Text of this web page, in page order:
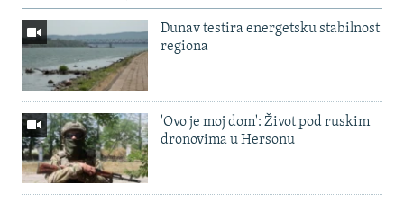
Dunav testira energetsku stabilnost
regiona
'Ovo je moj dom': Život pod ruskim
dronovima u Hersonu